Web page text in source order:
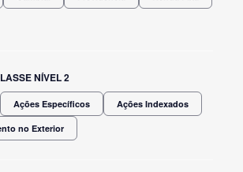
NÍVEL 2
Ações Específicos Ações Indexados
no Exterior